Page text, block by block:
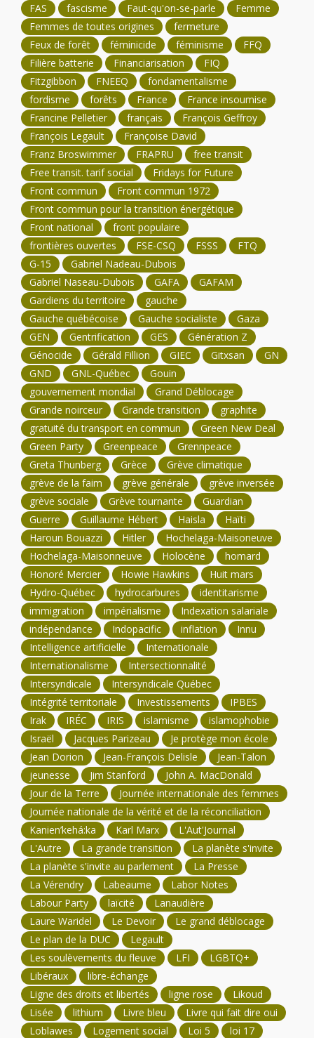
FAS
fascisme Faut-qu'on-se-parle
Femme
Femmes de toutes origines
fermeture
Feux de forêt
féminicide féminisme
FFQ
Filière batterie
Financiarisation
FIQ
Fitzgibbon
FNEEQ
fondamentalisme
fordisme
forêts France
France insoumise
Francine Pelletier
français
François Geffroy
François Legault
Françoise David
Franz Broswimmer
FRAPRU
free transit
Free transit. tarif social
Fridays for Future
Front commun
Front commun 1972
Front commun pour la transition énergétique
Front national
front populaire
frontières ouvertes
FSE-CSQ FSSS
FTQ
G-15
Gabriel Nadeau-Dubois
Gabriel Naseau-Dubois
GAFA
GAFAM
Gardiens du territoire
gauche
Gauche québécoise
Gauche socialiste
Gaza
GEN
Gentrification GES
Génération Z
Génocide
Gérald Fillion GIEC Gitxsan
GN
GND
GNL-Québec
Gouin
gouvernement mondial
Grand Déblocage
Grande noirceur
Grande transition
graphite
gratuité du transport en commun
Green New Deal
Green Party
Greenpeace
Grennpeace
Greta Thunberg
Grèce
Grève climatique
grève de la faim
grève générale
grève inversée
grève sociale
Grève tournante
Guardian
Guerre
Guillaume Hébert Haisla
Haïti
Haroun Bouazzi
Hitler
Hochelaga-Maisoneuve
Hochelaga-Maisonneuve
Holocène
homard
Honoré Mercier
Howie Hawkins
Huit mars
Hydro-Québec
hydrocarbures
identitarisme
immigration
impérialisme
Indexation salariale
indépendance
Indopacific inflation
Innu
Intelligence artificielle
Internationale
Internationalisme
Intersectionnalité
Intersyndicale
Intersyndicale Québec
Intégrité territoriale
Investissements
IPBES
Irak
IRÉC IRIS islamisme
islamophobie
Israël
Jacques Parizeau
Je protège mon école
Jean Dorion
Jean-François Delisle
Jean-Talon
jeunesse
Jim Stanford
John A. MacDonald
Jour de la Terre
Journée internationale des femmes
Journée nationale de la vérité et de la réconciliation
Kanien’kehá:ka
Karl Marx
L'Aut'Journal
L'Autre
La grande transition
La planète s'invite
La planète s'invite au parlement
La Presse
La Vérendry
Labeaume
Labor Notes
Labour Party
laïcité
Lanaudière
Laure Waridel
Le Devoir
Le grand déblocage
Le plan de la DUC
Legault
Les soulèvements du fleuve
LFI
LGBTQ+
Libéraux
libre-échange
Ligne des droits et libertés
ligne rose
Likoud
Lisée
lithium Livre bleu
Livre qui fait dire oui
Loblawes
Logement social Loi 5 loi 17